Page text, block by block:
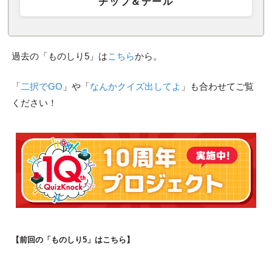
過去の「ものしり5」はこちらから。
「二択でGO 」や「なんかクイズ出してよ 」も合わせてご覧
ください！
【前回の「ものしり5」はこちら】